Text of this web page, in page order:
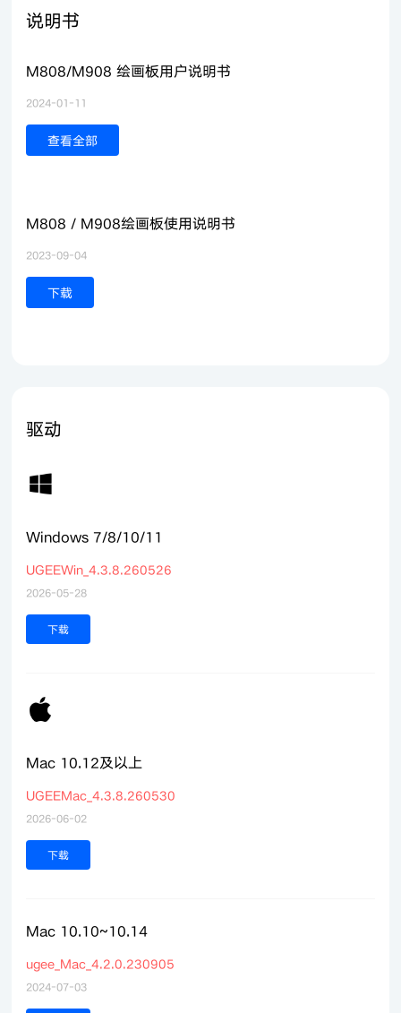
说明书
M808/M908 绘画板用户说明书
2024-01-11
查看全部
M808 / M908绘画板使用说明书
2023-09-04
下载
驱动
Windows 7/8/10/11
UGEEWin_4.3.8.260526
2026-05-28
下载
Mac 10.12及以上
UGEEMac_4.3.8.260530
2026-06-02
下载
Mac 10.10~10.14
ugee_Mac_4.2.0.230905
2024-07-03